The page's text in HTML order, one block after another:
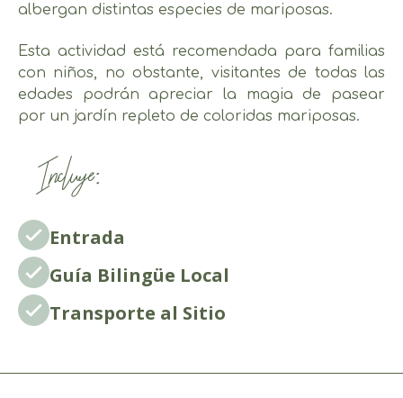
albergan distintas especies de mariposas.
Esta actividad está recomendada para familias
con niños, no obstante, visitantes de todas las
edades podrán apreciar la magia de pasear
por un jardín repleto de coloridas mariposas.
Incluye:
Entrada
Guía Bilingüe Local
Transporte al Sitio